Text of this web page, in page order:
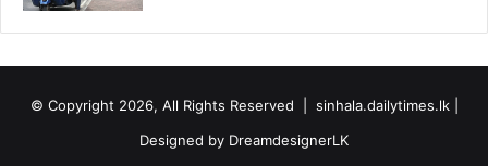
© Copyright 2026, All Rights Reserved | sinhala.dailytimes.lk|
Designed by DreamdesignerLK